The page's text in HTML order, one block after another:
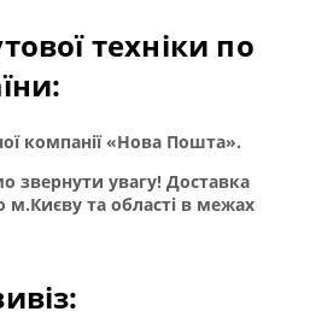
техніки по
компанії «Нова Пошта».
звернути увагу! Доставка
м.Києву та області в межах